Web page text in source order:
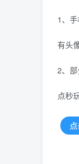
1、
有头
2、
点秒